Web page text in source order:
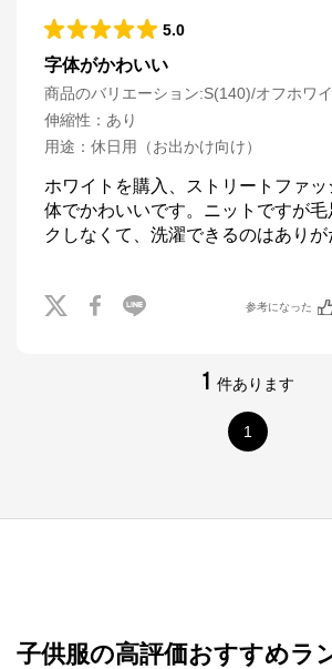
5.0
字体がかわいい
商品のバリエーション:S(140)/オフホワ
伸縮性 ： あり
用途 ： 休日用（お出かけ向け）
ホワイトを購入、ストリートファ
体でかわいいです。ニットですが
クしなくて、洗濯できるのはありが
参考になった
1 件あります
1
子供服の高評価おすすめラ